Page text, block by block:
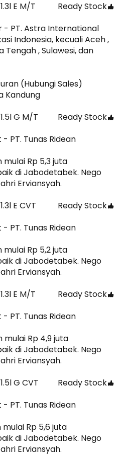
E M/T
Ready Stock
- PT. Astra International
Indonesia, kecuali Aceh ,
Tengah , Sulawesi, dan
(Hubungi Sales)
Kandung
G M/T
Ready Stock
PT. Tunas Ridean
mulai Rp 5,3 juta
di Jabodetabek. Nego
Erviansyah.
E CVT
Ready Stock
PT. Tunas Ridean
mulai Rp 5,2 juta
di Jabodetabek. Nego
Erviansyah.
E M/T
Ready Stock
PT. Tunas Ridean
mulai Rp 4,9 juta
di Jabodetabek. Nego
Erviansyah.
G CVT
Ready Stock
PT. Tunas Ridean
Rp 5,6 juta
di Jabodetabek. Nego
Erviansyah.